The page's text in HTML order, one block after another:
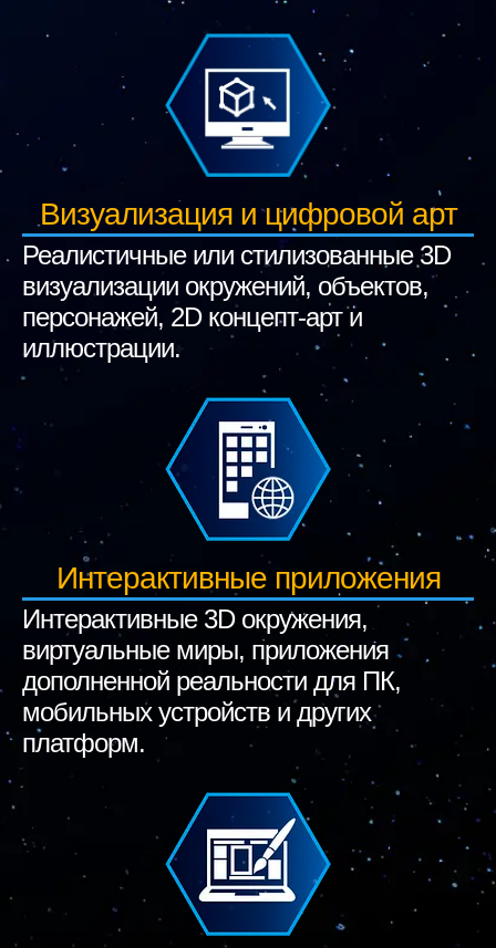
Визуализация и цифровой арт
Реалистичные или стилизованные 3D
визуализации окружений, объектов,
персонажей, 2D концепт-арт и
иллюстрации.
Интерактивные приложения
Интерактивные 3D окружения,
виртуальные миры, приложения
дополненной реальности для ПК,
мобильных устройств и других
платформ.